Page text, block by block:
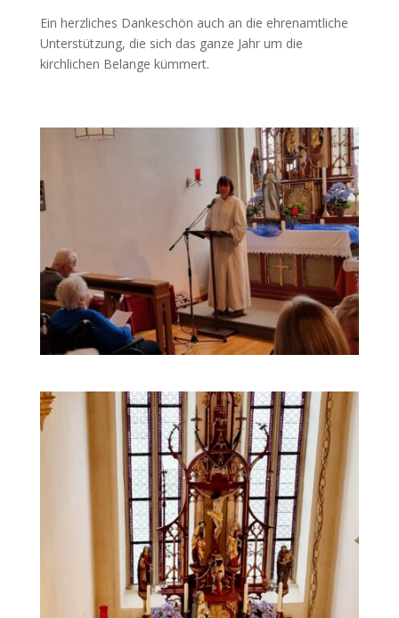
Ein herzliches Dankeschön auch an die ehrenamtliche
Unterstützung, die sich das ganze Jahr um die
kirchlichen Belange kümmert.